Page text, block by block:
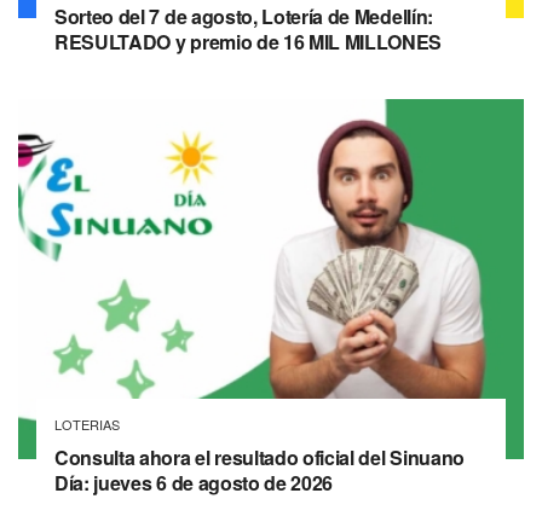
Sorteo del 7 de agosto, Lotería de Medellín:
RESULTADO y premio de 16 MIL MILLONES
LOTERIAS
Consulta ahora el resultado oficial del Sinuano
Día: jueves 6 de agosto de 2026